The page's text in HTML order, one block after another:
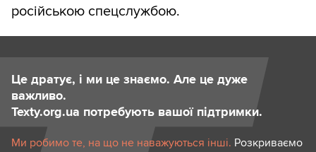
російською спецслужбою.
Це дратує, і ми це знаємо. Але це дуже
важливо.
Texty.org.ua потребують вашої підтримки.
Ми робимо те, на що не наважуються інші. Розкриваємо